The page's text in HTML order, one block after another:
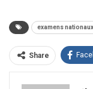
examens nationaux
Share